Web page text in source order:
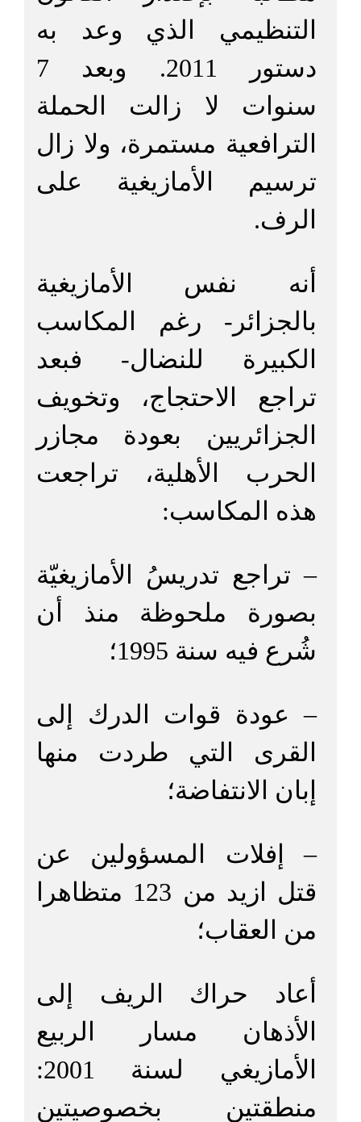
التنظيمي الذي وعد به
دستور 2011. وبعد 7
سنوات لا زالت الحملة
الترافعية مستمرة، ولا زال
ترسيم الأمازيغية على
الرف.
أنه نفس الأمازيغية
بالجزائر- رغم المكاسب
الكبيرة للنضال- فبعد
تراجع الاحتجاج، وتخويف
الجزائريين بعودة مجازر
الحرب الأهلية، تراجعت
هذه المكاسب:
– تراجع تدريسُ الأمازيغيّة
بصورة ملحوظة منذ أن
شُرع فيه سنة 1995؛
– عودة قوات الدرك إلى
القرى التي طردت منها
إبان الانتفاضة؛
– إفلات المسؤولين عن
قتل ازيد من 123 متظاهرا
من العقاب؛
أعاد حراك الريف إلى
الأذهان مسار الربيع
الأمازيغي لسنة 2001:
منطقتين بخصوصيتين